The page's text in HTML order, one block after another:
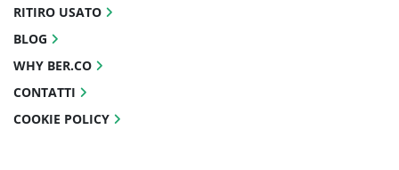
RITIRO USATO
BLOG
WHY BER.CO
CONTATTI
COOKIE POLICY